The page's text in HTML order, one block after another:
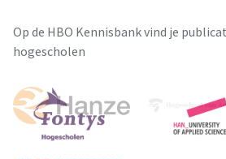
Op de HBO Kennisbank vind je
hogescholen